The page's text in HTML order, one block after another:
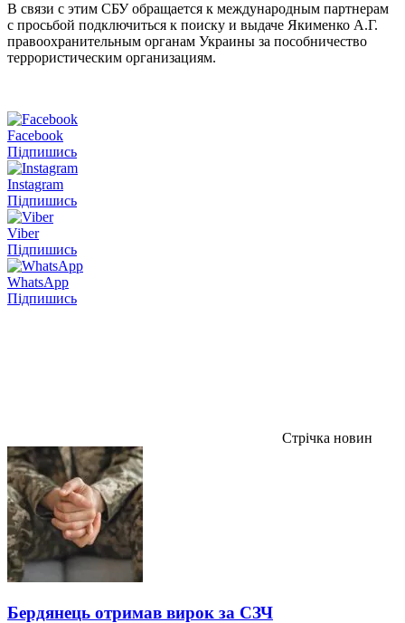
В связи с этим СБУ обращается к международным партнерам
с просьбой подключиться к поиску и выдаче Якименко А.Г.
правоохранительным органам Украины за пособничество
террористическим организациям.
Facebook
Підпишись
Instagram
Підпишись
Viber
Підпишись
WhatsApp
Підпишись
Стрічка новин
Бердянець отримав вирок за СЗЧ